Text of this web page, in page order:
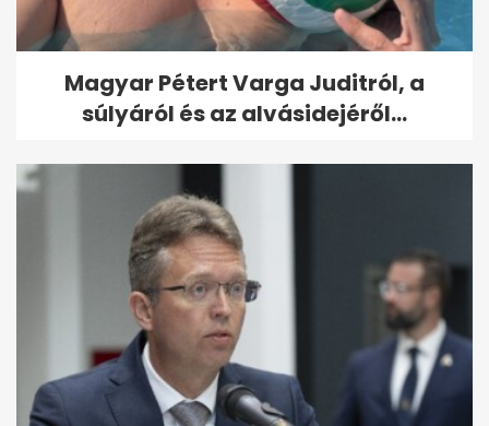
Magyar Pétert Varga Juditról, a
súlyáról és az alvásidejéről...